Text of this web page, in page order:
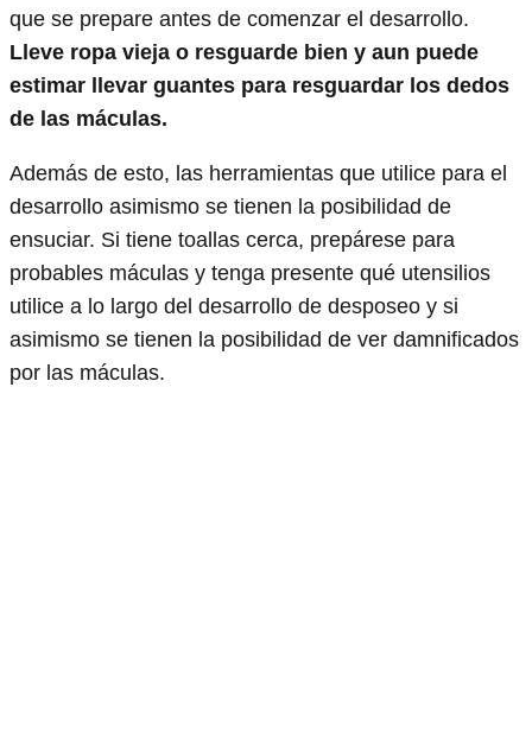
que se prepare antes de comenzar el desarrollo.
Lleve ropa vieja o resguarde bien y aun puede
estimar llevar guantes para resguardar los dedos
de las máculas.
Además de esto, las herramientas que utilice para el
desarrollo asimismo se tienen la posibilidad de
ensuciar. Si tiene toallas cerca, prepárese para
probables máculas y tenga presente qué utensilios
utilice a lo largo del desarrollo de desposeo y si
asimismo se tienen la posibilidad de ver damnificados
por las máculas.